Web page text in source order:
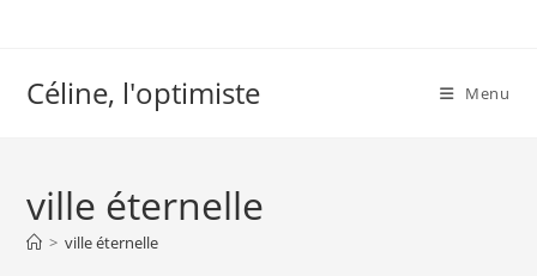
Céline, l'optimiste Menu
ville éternelle
> ville éternelle